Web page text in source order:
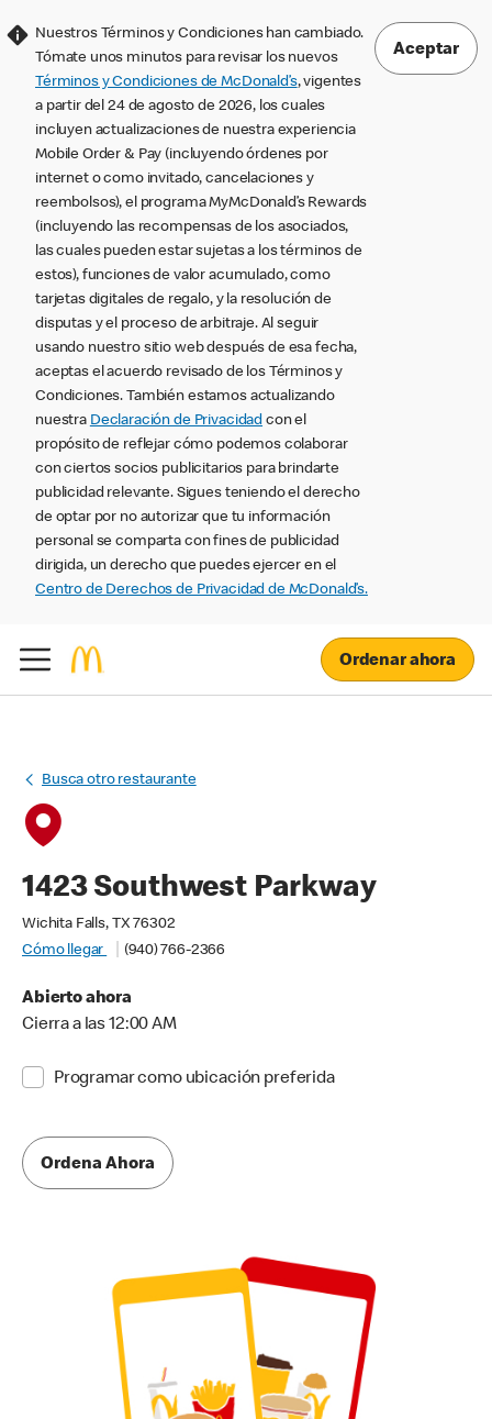
Nuestros Términos y Condiciones han cambiado.
Tómate unos minutos para revisar los nuevos
Términos y Condiciones de McDonald’s, vigentes
a partir del 24 de agosto de 2026, los cuales
incluyen actualizaciones de nuestra experiencia
Mobile Order & Pay (incluyendo órdenes por
internet o como invitado, cancelaciones y
reembolsos), el programa MyMcDonald’s Rewards
(incluyendo las recompensas de los asociados,
las cuales pueden estar sujetas a los términos de
estos), funciones de valor acumulado, como
tarjetas digitales de regalo, y la resolución de
disputas y el proceso de arbitraje. Al seguir
usando nuestro sitio web después de esa fecha,
aceptas el acuerdo revisado de los Términos y
Condiciones. También estamos actualizando
nuestra Declaración de Privacidad con el
propósito de reflejar cómo podemos colaborar
con ciertos socios publicitarios para brindarte
publicidad relevante. Sigues teniendo el derecho
de optar por no autorizar que tu información
personal se comparta con fines de publicidad
dirigida, un derecho que puedes ejercer en el
Centro de Derechos de Privacidad de McDonald’s.
Aceptar
Ordenar ahora
Busca otro restaurante
1423 Southwest Parkway
Wichita Falls, TX 76302
Cómo llegar
(940) 766-2366
Abierto ahora
Cierra a las 12:00 AM
Programar como ubicación preferida
Ordena Ahora